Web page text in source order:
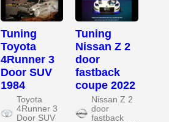
Tuning
Toyota
4Runner 3
Door SUV
1984
Toyota
4Runner 3
Door SUV
Tuning
Nissan Z 2
door
fastback
coupe 2022
Nissan Z 2
door
fastback